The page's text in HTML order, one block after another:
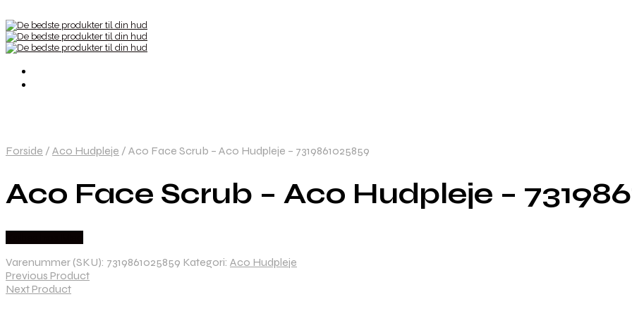
Forside / Aco Hudpleje / Aco Face Scrub – Aco Hudpleje – 7319861025859
Aco Face Scrub – Aco Hudpleje –
Varenummer (SKU): 7319861025859 Kategori: Aco Hudpleje
Previous Product
Next Product